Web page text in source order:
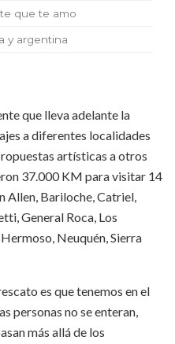
que te amo
y argentina
que lleva adelante la
a diferentes localidades
artísticas a otros
37.000 KM para visitar 14
Allen, Bariloche, Catriel,
General Roca, Los
Neuquén, Sierra
es que tenemos en el
personas no se enteran,
más allá de los